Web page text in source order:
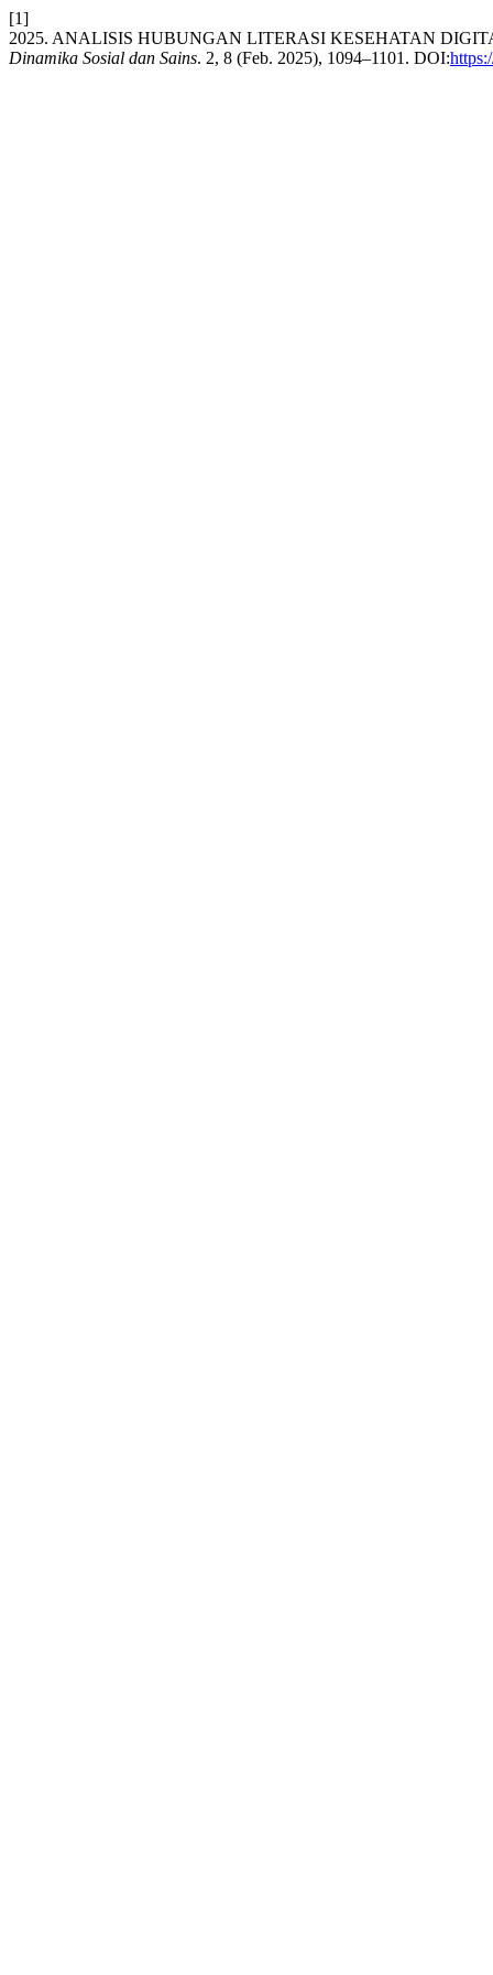
[1]
2025. ANALISIS HUBUNGAN LITERASI KESEHATAN
Dinamika Sosial dan Sains. 2, 8 (Feb. 2025), 1094–1101. DOI: